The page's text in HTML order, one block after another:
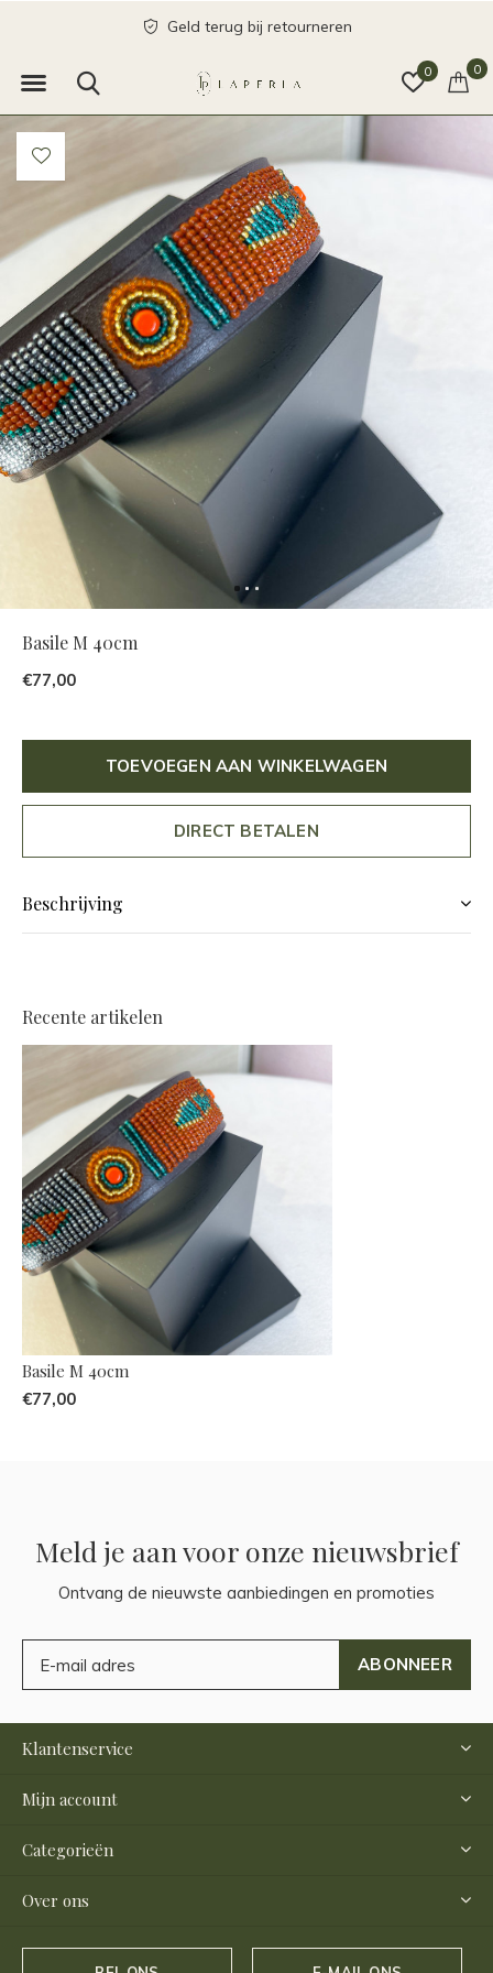
0 0
Geld terug bij retourneren
Basile M 40cm
€77,00
TOEVOEGEN AAN WINKELWAGEN
DIRECT BETALEN
Beschrijving
Recente artikelen
Basile M 40cm
€77,00
Meld je aan voor onze nieuwsbrief
Ontvang de nieuwste aanbiedingen en promoties
ABONNEER
Klantenservice
Mijn account
Categorieën
Over ons